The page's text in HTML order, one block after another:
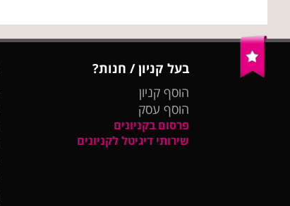
בעל קניון / חנות?
הוסף קניון
הוסף עסק
פרסום בקניונים
שירותי דיגיטל לקניונים